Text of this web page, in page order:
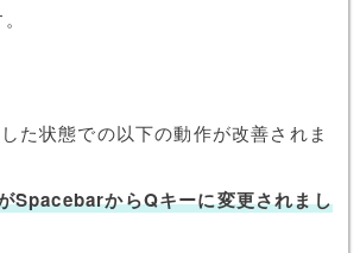
た状態での以下の動作が改善されま
SpacebarからQキーに変更されまし